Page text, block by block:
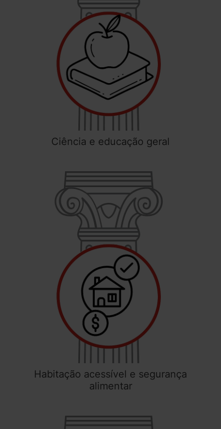
Ciência e educação geral
Habitação acessível e segurança
alimentar